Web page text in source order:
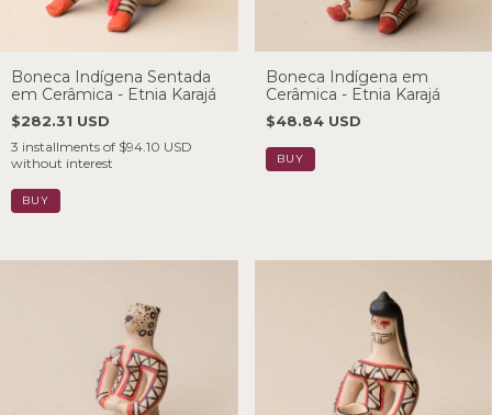
Boneca Indígena Sentada
em Cerâmica - Etnia Karajá
$282.31 USD
3 installments of $94.10 USD
without interest
Boneca Indígena em
Cerâmica - Etnia Karajá
$48.84 USD